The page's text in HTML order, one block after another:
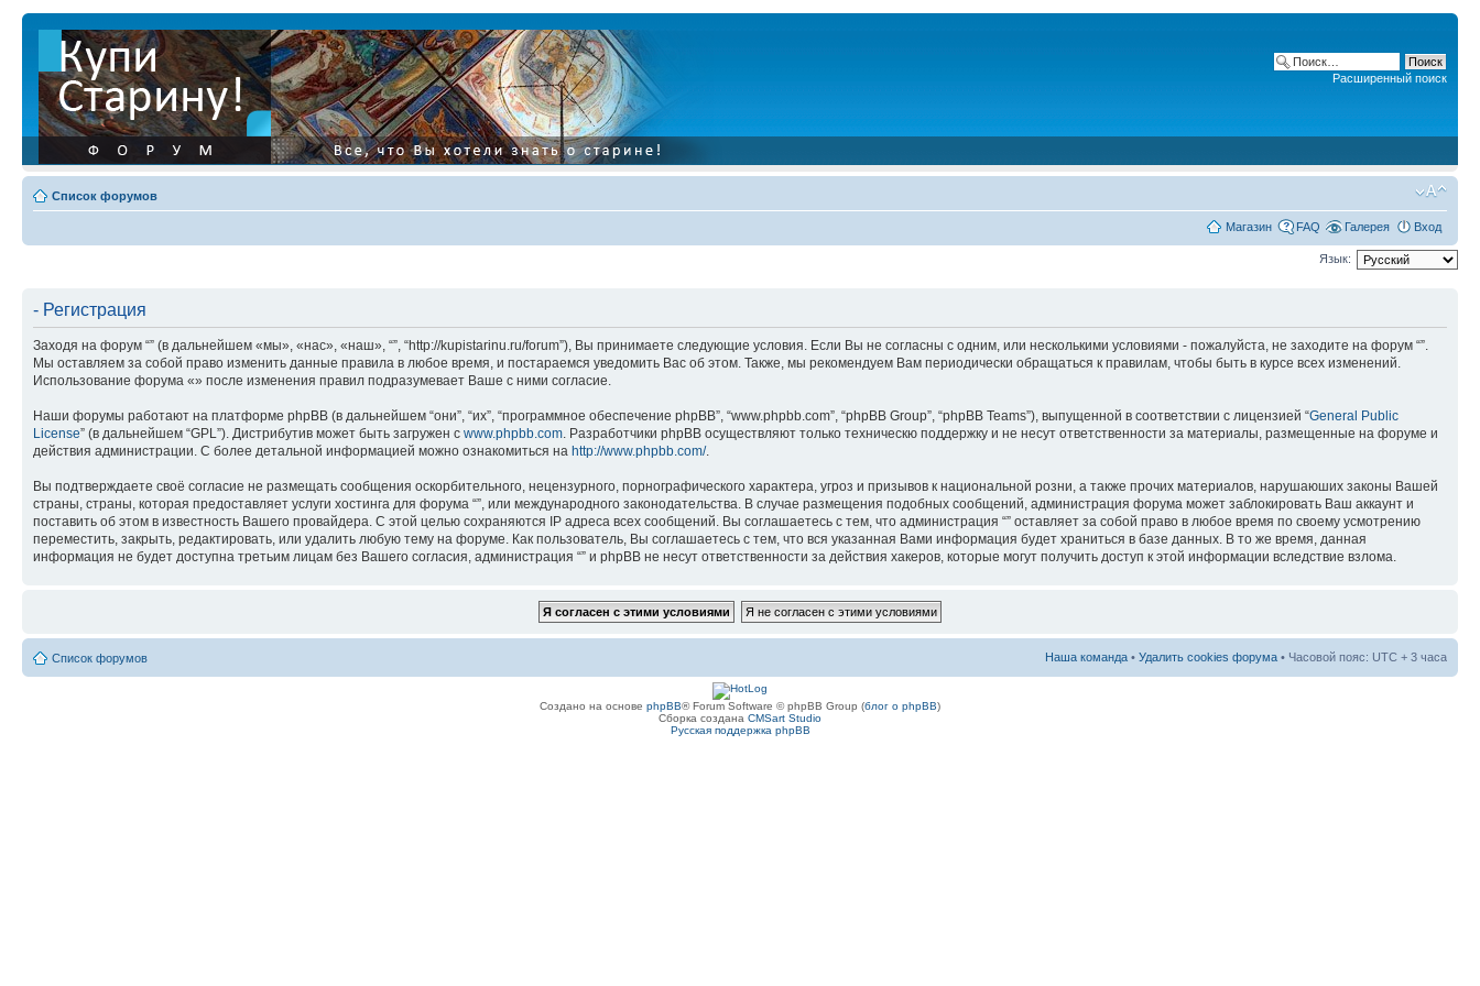
Расширенный поиск
Список форумов
Магазин FAQ Галерея Вход
Язык:
- Регистрация
Заходя на форум “” (в дальнейшем «мы», «нас», «наш», “”, “http://kupistarinu.ru/forum”), Вы принимаете следующие условия. Если Вы не согласны с одним, или несколькими условиями - пожалуйста, не заходите на форум “”.
Мы оставляем за собой право изменить данные правила в любое время, и постараемся уведомить Вас об этом. Также, мы рекомендуем Вам периодически обращаться к правилам, чтобы быть в курсе всех изменений.
Использование форума «» после изменения правил подразумевает Ваше с ними согласие.
Наши форумы работают на платформе phpBB (в дальнейшем “они”, “их”, “программное обеспечение phpBB”, “www.phpbb.com”, “phpBB Group”, “phpBB Teams”), выпущенной в соответствии с лицензией “General Public
License” (в дальнейшем “GPL”). Дистрибутив может быть загружен с www.phpbb.com . Разработчики phpBB осуществляют только техническю поддержку и не несут ответственности за материалы, размещенные на форуме и
действия администрации. С более детальной информацией можно ознакомиться на http://www.phpbb.com/.
Вы подтверждаете своё согласие не размещать сообщения оскорбительного, нецензурного, порнографического характера, угроз и призывов к национальной розни, а также прочих материалов, нарушаюших законы Вашей
страны, страны, которая предоставляет услуги хостинга для форума “”, или международного законодательства. В случае размещения подобных сообщений, администрация форума может заблокировать Ваш аккаунт и
поставить об этом в известность Вашего провайдера. С этой целью сохраняются IP адреса всех сообщений. Вы соглашаетесь с тем, что администрация “” оставляет за собой право в любое время по своему усмотрению
переместить, закрыть, редактировать, или удалить любую тему на форуме. Как пользователь, Вы соглашаетесь с тем, что вся указанная Вами информация будет храниться в базе данных. В то же время, данная
информация не будет доступна третьим лицам без Вашего согласия, администрация “” и phpBB не несут ответственности за действия хакеров, которые могут получить доступ к этой информации вследствие взлома.
Список форумов Наша команда • Удалить cookies форума • Часовой пояс: UTC + 3 часа
Создано на основе phpBB® Forum Software © phpBB Group (блог о phpBB)
Сборка создана CMSart Studio
Русская поддержка phpBB